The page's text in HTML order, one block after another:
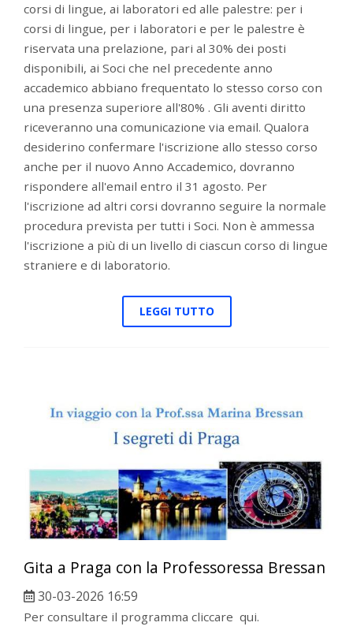
corsi di lingue, ai laboratori ed alle palestre: per i
corsi di lingue, per i laboratori e per le palestre è
riservata una prelazione, pari al 30% dei posti
disponibili, ai Soci che nel precedente anno
accademico abbiano frequentato lo stesso corso con
una presenza superiore all'80% . Gli aventi diritto
riceveranno una comunicazione via email. Qualora
desiderino confermare l'iscrizione allo stesso corso
anche per il nuovo Anno Accademico, dovranno
rispondere all'email entro il 31 agosto. Per
l'iscrizione ad altri corsi dovranno seguire la normale
procedura prevista per tutti i Soci. Non è ammessa
l'iscrizione a più di un livello di ciascun corso di lingue
straniere e di laboratorio.
LEGGI TUTTO
Gita a Praga con la Professoressa Bressan
30-03-2026 16:59
Per consultare il programma cliccare qui.